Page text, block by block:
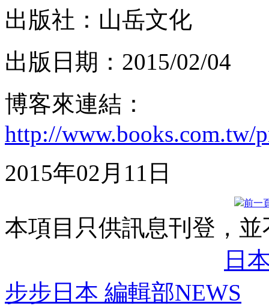
出版社：山岳文化
出版日期：2015/02/04
博客來連結：
http://www.books.com.tw/
2015年02月11日
前一
本項目只供訊息刊登，
日
步步日本 編輯部NEWS